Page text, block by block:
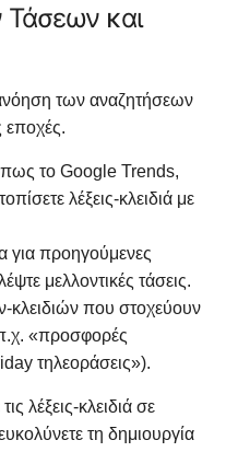
και
των αναζητήσεων
εποχές.
το Google Trends,
λέξεις-κλειδιά με
για προηγούμενες
μελλοντικές τάσεις.
κλειδιών που στοχεύουν
«προσφορές
τηλεοράσεις»).
λέξεις-κλειδιά σε
τη δημιουργία